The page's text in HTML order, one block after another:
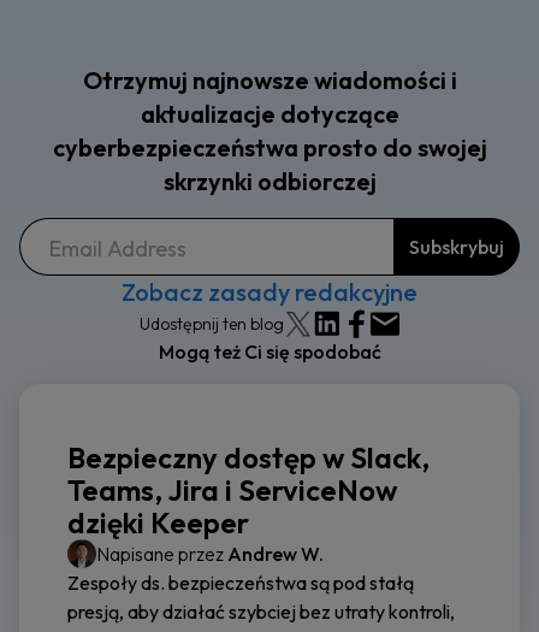
Otrzymuj najnowsze wiadomości i
aktualizacje dotyczące
cyberbezpieczeństwa prosto do swojej
skrzynki odbiorczej
Zobacz zasady redakcyjne
Udostępnij ten blog
Mogą też Ci się spodobać
Bezpieczny dostęp w Slack,
Teams, Jira i ServiceNow
dzięki Keeper
Napisane przez Andrew W.
Zespoły ds. bezpieczeństwa są pod stałą
presją, aby działać szybciej bez utraty kontroli,